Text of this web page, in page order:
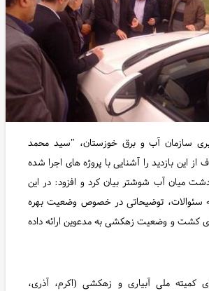
سازمان آب و برق خوزستان، "سید محمد
این بازدید را آشنایی با پروژه های اجرا شده
میان آب شوشتر بیان کرد و افزود: در این
سئوالات، توضیحاتی در خصوص وضعیت بهره
کشت و وضعیت زهکشی به مدعوین ارائه داده
کمیته ملی آبیاری و زهکشی (اکرم، آذری،